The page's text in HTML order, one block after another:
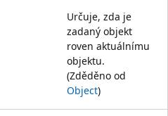
Určuje, zda je
zadaný objekt
roven aktuálnímu
objektu.
(Zděděno od
Object)